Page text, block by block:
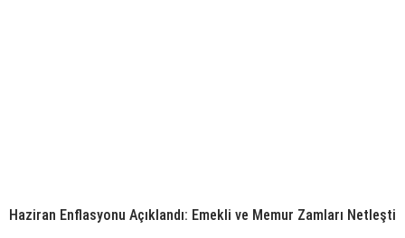
Haziran Enflasyonu Açıklandı: Emekli ve Memur Zamları Netleşti